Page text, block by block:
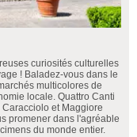
curiosités culturelles
! Baladez-vous dans le
multicolores de
locale. Quattro Canti
et Maggiore
promener dans l'agréable
du monde entier.